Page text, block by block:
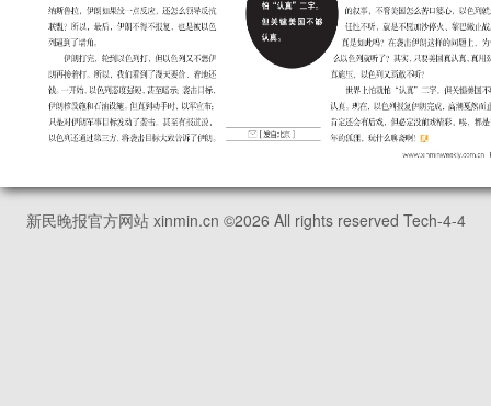
新民晚报官方网站 xinmin.cn ©2026 All rights reserved Tech-4-4